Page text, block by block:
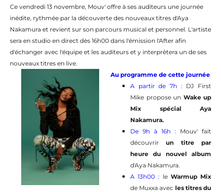
Ce vendredi 13 novembre, Mouv' offre à ses auditeurs une journée
inédite, rythmée par la découverte des nouveaux titres d'Aya
Nakamura et revient sur son parcours musical et personnel. L'artiste
sera en studio en direct dès 16h00 dans l'émission l'After afin
d'échanger avec l'équipe et les auditeurs et y interprètera un de ses
nouveaux titres en live.
Au programme de cette journée
A partir de 7h : DJ First
Mike propose un Wake up
Mix spécial Aya
Nakamura.
De 9h à 16h : Mouv' fait
découvrirun titre par
heure du nouvel album
d'Aya Nakamura.
A 13h00 : le Warmup Mix
de Muxxa avec les titres du